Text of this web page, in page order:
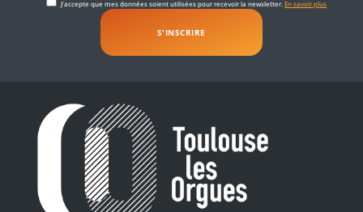
J'accepte que mes données soient utilisées pour recevoir la newsletter.En savoir plus